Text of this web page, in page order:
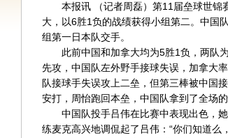
本报讯 （记者周磊）第11届垒球世锦
大，以6胜1负的战绩获得小组第二。中国
组第一日本队交手。
此前中国和加拿大均为5胜1负，两队为
先攻，中国队左外野手接球失误，加拿大
队接球手失误攻上二垒，但第三棒被中国
安打，周怡跑回本垒，中国队拿到了全场
中国队投手吕伟在比赛中表现出色，她
练麦克高兴地调侃起了吕伟：“你们知道么